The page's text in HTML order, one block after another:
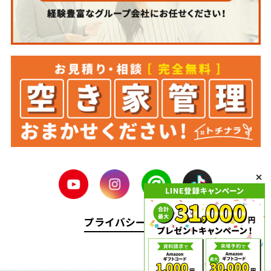
プライバシーポリシー